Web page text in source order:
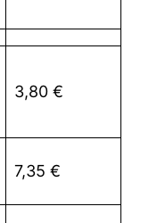
3,80 €
7,35 €